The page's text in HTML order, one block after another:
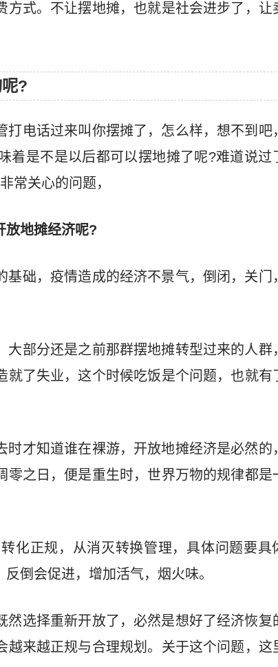
式。不让摆地摊，也就是社会进步了，让
?
电话过来叫你摆摊了，怎么样，想不到吧
着是不是以后都可以摆地摊了呢?难道说过
常关心的问题，
放地摊经济呢?
基础，疫情造成的经济不景气，倒闭，关门
部分还是之前那群摆地摊转型过来的人群
了失业，这个时候吃饭是个问题，也就有
才知道谁在裸游，开放地摊经济是必然的
之日，便是重生时，世界万物的规律都是
化正规，从消灭转换管理，具体问题要具
倒会促进，增加活气，烟火味。
然选择重新开放了，必然是想好了经济恢复
来越正规与合理规划。关于这个问题，这